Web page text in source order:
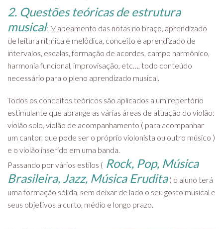
2. Questões teóricas de estrutura
musical: Mapeamento das notas no braço, aprendizado
de leitura rítmica e melódica, conceito e aprendizado de
intervalos, escalas, formação de acordes, campo harmônico,
harmonia funcional, improvisação, etc…, todo conteúdo
necessário para o pleno aprendizado musical.
Todos os conceitos teóricos são aplicados a um repertório
estimulante que abrange as várias áreas de atuação do violão:
violão solo, violão de acompanhamento ( para acompanhar
um cantor, que pode ser o próprio violonista ou outro músico )
e o violão inserido em uma banda.
Passando por vários estilos ( Rock, Pop, Música
Brasileira, Jazz, Música Erudita) o aluno terá
uma formação sólida, sem deixar de lado o seu gosto musical e
seus objetivos a curto, médio e longo prazo.